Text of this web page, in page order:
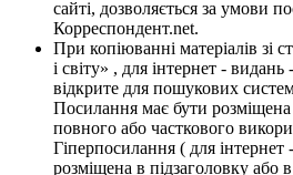
сайті, дозволяється за умови
Корреспондент.net.
При копіюванні матеріалів зі
і світу» , для інтернет -
відкрите для пошукових
Посилання має бути розміщена
повного або часткового
Гіперпосилання ( для
розміщена в підзаголовку або